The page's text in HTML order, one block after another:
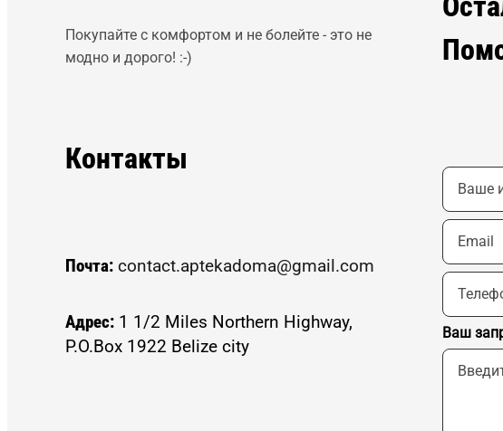
Покупайте с комфортом и не болейте - это не
модно и дорого! :-)
Контакты
Почта: contact.aptekadoma@gmail.com
Адрес: 1 1/2 Miles Northern Highway,
P.O.Box 1922 Belize city
Ваш